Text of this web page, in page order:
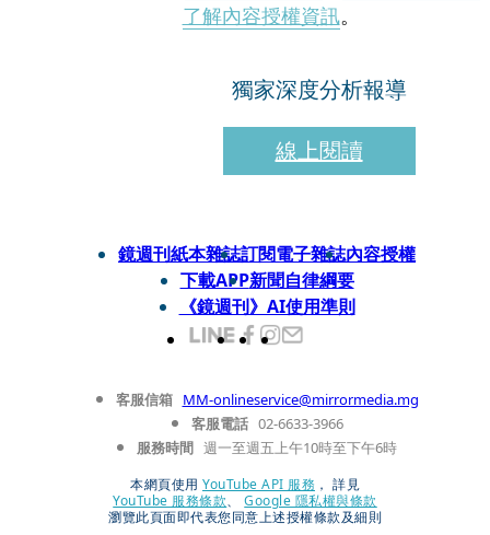
了解內容授權資訊。
獨家深度分析報導
線上閱讀
鏡週刊紙本雜誌訂閱電子雜誌內容授權
下載APP新聞自律綱要
《鏡週刊》AI使用準則
客服信箱 MM-onlineservice@mirrormedia.mg
客服電話 02-6633-3966
服務時間 週一至週五上午10時至下午6時
本網頁使用 YouTube API 服務 ， 詳見
YouTube 服務條款、
Google 隱私權與條款
瀏覽此頁面即代表您同意上述授權條款及細則